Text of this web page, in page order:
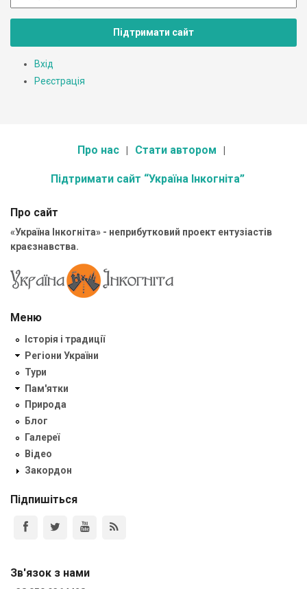
Підтримати сайт
Вхід
Реєстрація
Про нас Стати автором
Підтримати сайт “Україна Інкогніта”
Про сайт
«Україна Інкогніта» - неприбутковий проект ентузіастів
краєзнавства.
Меню
Історія і традиції
Регіони України
Тури
Пам'ятки
Природа
Блог
Галереї
Відео
Закордон
Підпишіться
Зв'язок з нами